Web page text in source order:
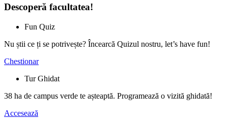
Descoperă facultatea!
Fun Quiz
Nu știi ce ți se potrivește? Încearcă Quizul nostru, let’s have fun!
Chestionar
Tur Ghidat
38 ha de campus verde te așteaptă. Programează o vizită ghidată!
Accesează